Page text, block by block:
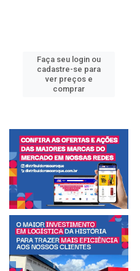
Faça seu login ou
cadastre-se para
ver preços e
comprar